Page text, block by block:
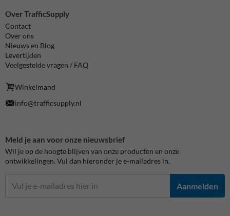
Over TrafficSupply
Contact
Over ons
Nieuws en Blog
Levertijden
Veelgestelde vragen / FAQ
Winkelmand
info@trafficsupply.nl
Meld je aan voor onze nieuwsbrief
Wil je op de hoogte blijven van onze producten en onze
ontwikkelingen. Vul dan hieronder je e-mailadres in.
Aanmelden